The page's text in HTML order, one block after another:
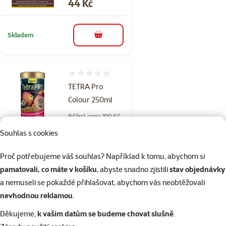
Souhlas s cookies
Proč potřebujeme váš souhlas? Například k tomu, abychom si
pamatovali, co máte v košíku, abyste snadno zjistilistav objednávky
a nemuseli se pokaždé přihlašovat, abychom vás neobtěžovali
nevhodnou reklamou.
Děkujeme,k vašim datům se budeme chovat slušně.
44 Kč
Skladem do košíku
TETRA Pro
Colour 250ml
Běžná cena 199 Kč
Skladem do košíku
TETRA Rubin